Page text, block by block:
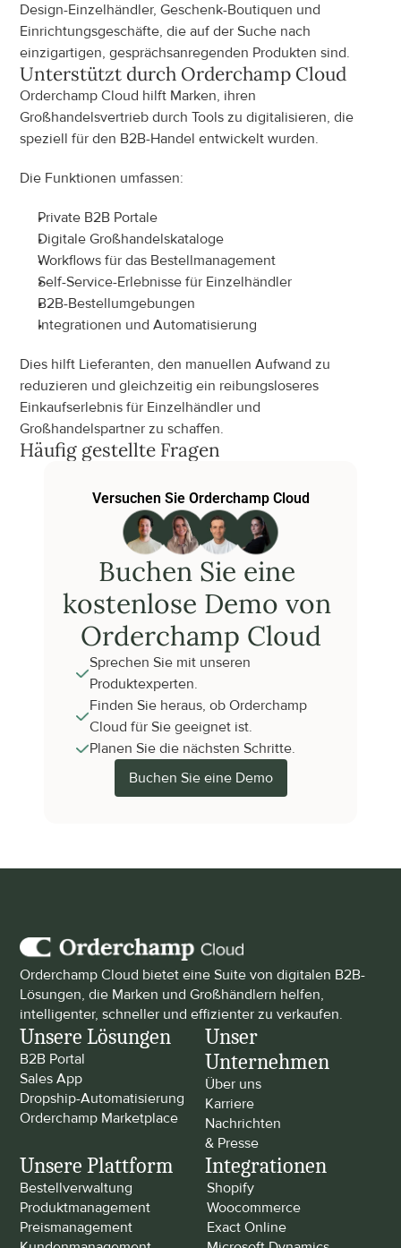
Design-Einzelhändler, Geschenk-Boutiquen und
Einrichtungsgeschäfte, die auf der Suche nach
einzigartigen, gesprächsanregenden Produkten sind.
Unterstützt durch Orderchamp Cloud
Orderchamp Cloud hilft Marken, ihren
Großhandelsvertrieb durch Tools zu digitalisieren, die
speziell für den B2B-Handel entwickelt wurden.
Die Funktionen umfassen:
Private B2B Portale
Digitale Großhandelskataloge
Workflows für das Bestellmanagement
Self-Service-Erlebnisse für Einzelhändler
B2B-Bestellumgebungen
Integrationen und Automatisierung
Dies hilft Lieferanten, den manuellen Aufwand zu
reduzieren und gleichzeitig ein reibungsloseres
Einkaufserlebnis für Einzelhändler und
Großhandelspartner zu schaffen.
Häufig gestellte Fragen
Versuchen Sie Orderchamp Cloud
Buchen Sie eine
kostenlose Demo von
Orderchamp Cloud
Sprechen Sie mit unseren
Produktexperten.
Finden Sie heraus, ob Orderchamp
Cloud für Sie geeignet ist.
Planen Sie die nächsten Schritte.
Buchen Sie eine Demo
Orderchamp Cloud bietet eine Suite von digitalen B2B-
Lösungen, die Marken und Großhändlern helfen,
intelligenter, schneller und effizienter zu verkaufen.
Unsere Lösungen
B2B Portal
Sales App
Dropship-Automatisierung
Orderchamp Marketplace
Unser
Unternehmen
Über uns
Karriere
Nachrichten
& Presse
Unsere Plattform
Bestellverwaltung
Produktmanagement
Preismanagement
Integrationen
Shopify
Woocommerce
Exact Online